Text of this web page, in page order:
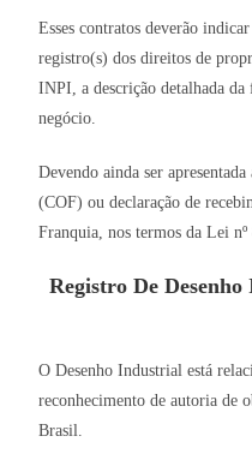
Esses contratos deverão
registro(s) dos direitos de
INPI, a descrição detalhada
negócio.
Devendo ainda ser
(COF) ou declaração de
Franquia, nos termos da Lei
Registro De
O Desenho Industrial está
reconhecimento de autoria de
Brasil.